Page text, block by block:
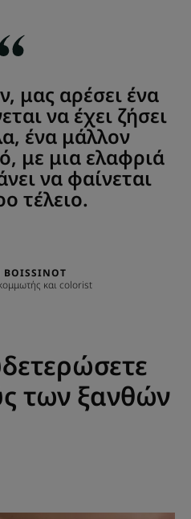
μας αρέσει ένα
να έχει ζήσει
ένα μάλλον
με μια ελαφριά
να φαίνεται
τέλειο.
BOISSINOT
και colorist
των ξανθών